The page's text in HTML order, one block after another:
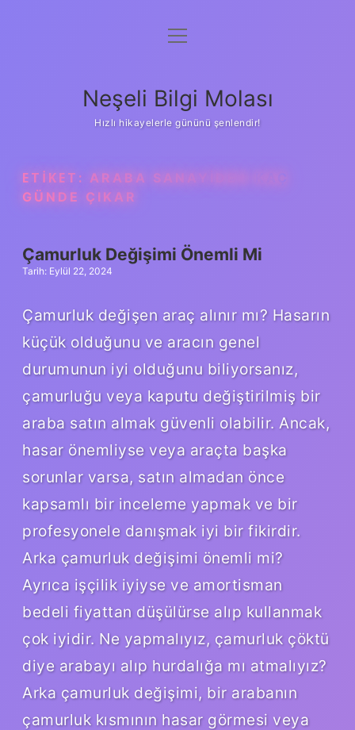
Anasayfa
Yasal Uyarı
menüyü
Neşeli Bilgi Molası
Hızlı hikayelerle gününü şenlendir!
ETIKET: ARABA SANAYIDEN KAÇ
GÜNDE ÇIKAR
Çamurluk Değişimi Önemli Mi
Tarih: Eylül 22, 2024
Çamurluk değişen araç alınır mı? Hasarın
küçük olduğunu ve aracın genel
durumunun iyi olduğunu biliyorsanız,
çamurluğu veya kaputu değiştirilmiş bir
araba satın almak güvenli olabilir. Ancak,
hasar önemliyse veya araçta başka
sorunlar varsa, satın almadan önce
kapsamlı bir inceleme yapmak ve bir
profesyonele danışmak iyi bir fikirdir.
Arka çamurluk değişimi önemli mi?
Ayrıca işçilik iyiyse ve amortisman
bedeli fiyattan düşülürse alıp kullanmak
çok iyidir. Ne yapmalıyız, çamurluk çöktü
diye arabayı alıp hurdalığa mı atmalıyız?
Arka çamurluk değişimi, bir arabanın
çamurluk kısmının hasar görmesi veya